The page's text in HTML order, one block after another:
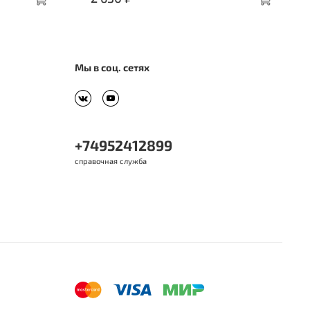
Мы в соц. сетях
+74952412899
справочная служба